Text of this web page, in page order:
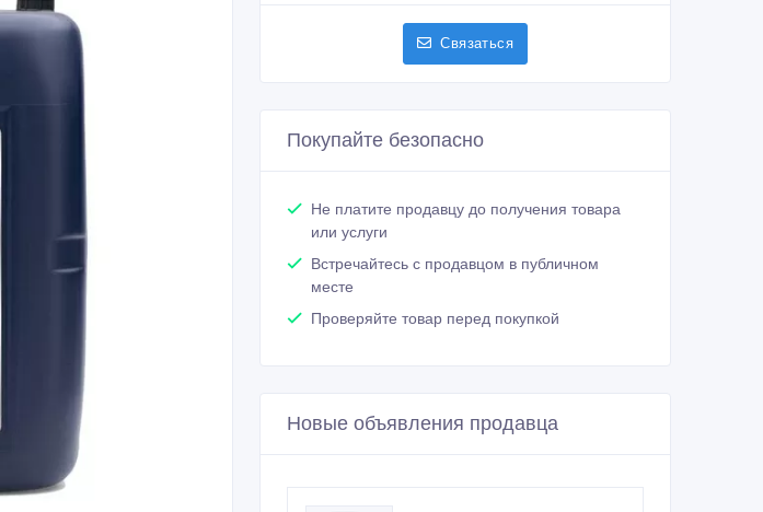
Связаться
Покупайте безопасно
Не платите продавцу до получения товара
или услуги
Встречайтесь с продавцом в публичном
месте
Проверяйте товар перед покупкой
Новые объявления продавца